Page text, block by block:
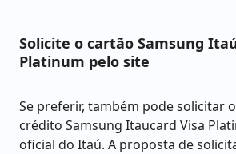
Solicite o cartão Samsung
Platinum pelo site
Se preferir, também pode solicitar
crédito Samsung Itaucard Visa
oficial do Itaú. A proposta de